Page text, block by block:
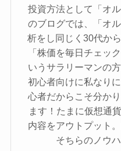
投資方法として「オ
のブログでは、「オ
析をし同じく30代か
「株価を毎日チェッ
いうサラリーマンの
初心者向けに私なり
心者だからこそ分か
ます！たまに仮想通
内容をアウトプット
そちらのノウ